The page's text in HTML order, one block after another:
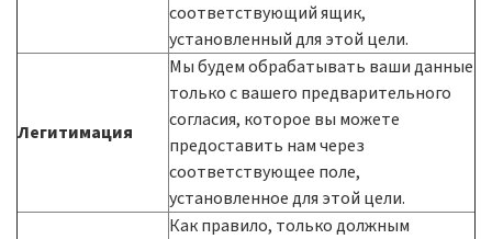
соответствующий ящик,
установленный для этой цели.
Легитимация
Мы будем обрабатывать ваши данные
только с вашего предварительного
согласия, которое вы можете
предоставить нам через
соответствующее поле,
установленное для этой цели.
Как правило, только должным